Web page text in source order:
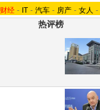
财经 - IT - 汽车 - 房产 - 女人 -
热评榜